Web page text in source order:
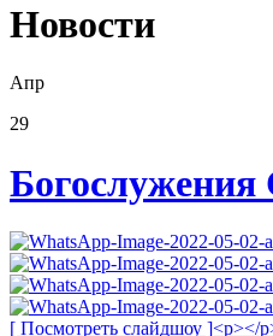
Новости
Апр
29
[ Посмотреть слайдшоу ]<p></